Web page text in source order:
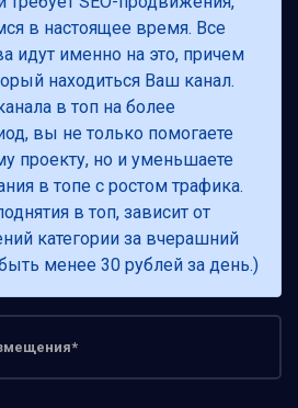
в настоящее время. Все
идут именно на это, причем
находиться Ваш канал.
в топ на более
вы не только помогаете
проекту, но и уменьшаете
в топе с ростом трафика.
в топ, зависит от
категории за вчерашний
менее 30 рублей за день.)